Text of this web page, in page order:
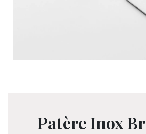
Patère Inox